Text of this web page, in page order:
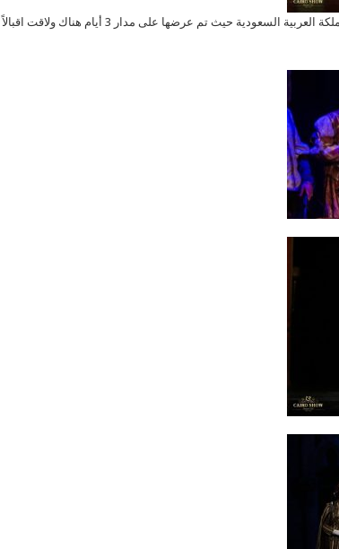
وكان آخر عرض للمسرحية قبل عودتها فى المملكة العربية السعودية حيث تم عرضها على مدار 3 أيام هناك ولاقت اقبالاً